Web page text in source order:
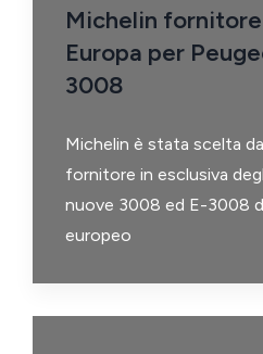
Michelin
Europa per
3008
Michelin è stata scelta
fornitore in esclusiva
nuove 3008 ed E-3008
europeo